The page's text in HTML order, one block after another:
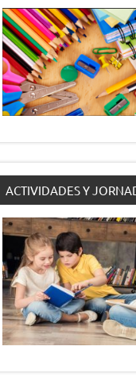
ACTIVIDADES Y